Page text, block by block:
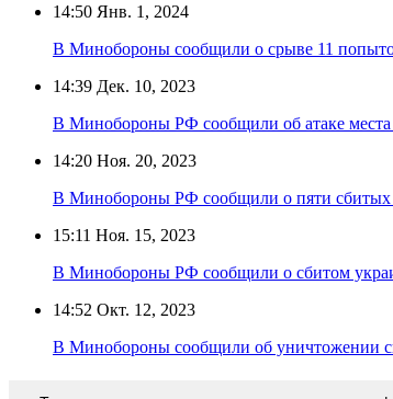
14:50 Янв. 1, 2024
В Минобороны сообщили о срыве 11
14:39 Дек. 10, 2023
В Минобороны РФ сообщили об атаке места
14:20 Ноя. 20, 2023
В Минобороны РФ сообщили о пяти сбитых
15:11 Ноя. 15, 2023
В Минобороны РФ сообщили о сбитом
14:52 Окт. 12, 2023
В Минобороны сообщили об уничтожении